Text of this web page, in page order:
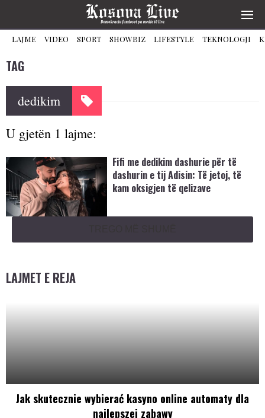
LAJME VIDEO SPORT SHOWBIZ LIFESTYLE TEKNOLOGJI
TAG
dedikim
U gjetën 1 lajme:
Fifi me dedikim dashurie për të
dashurin e tij Adisin: Të jetoj, të
kam oksigjen të qelizave
LAJMET E REJA
Jak skutecznie wybierać kasyno online automaty dla
najlepszej zabawy